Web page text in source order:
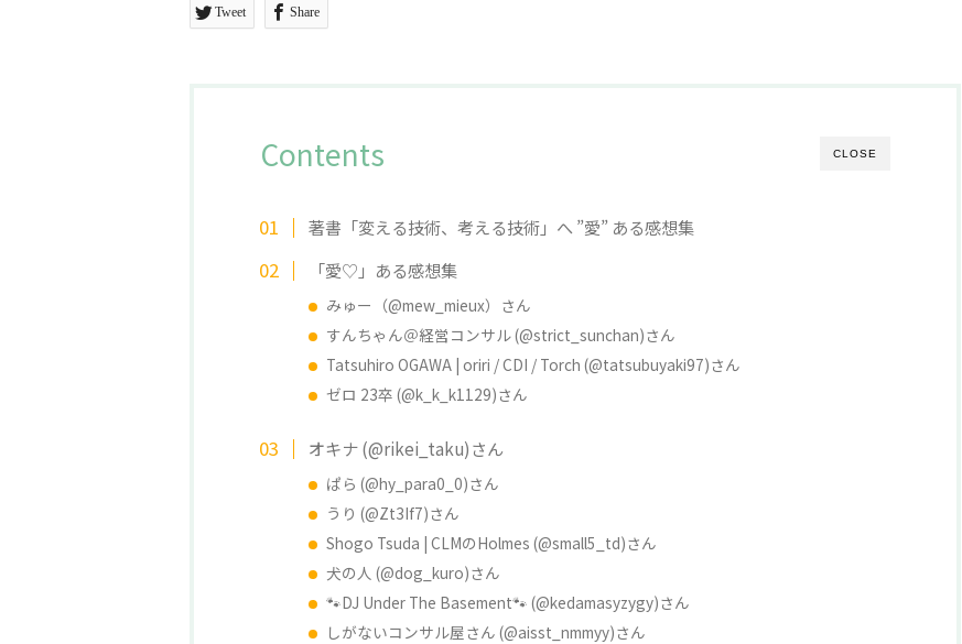
Tweet Share
CLOSE
Contents
著書「変える技術、考える技術」へ ”愛” ある感想集
「愛♡」ある感想集
みゅー（@mew_mieux）さん
すんちゃん＠経営コンサル (@strict_sunchan)さん
Tatsuhiro OGAWA | oriri / CDI / Torch (@tatsubuyaki97)さん
ゼロ 23卒 (@k_k_k1129)さん
オキナ (@rikei_taku)さん
ぱら (@hy_para0_0)さん
うり (@Zt3If7)さん
Shogo Tsuda | CLMのHolmes (@small5_td)さん
犬の人 (@dog_kuro)さん
🐾DJ Under The Basement🐾 (@kedamasyzygy)さん
しがないコンサル屋さん (@aisst_nmmyy)さん